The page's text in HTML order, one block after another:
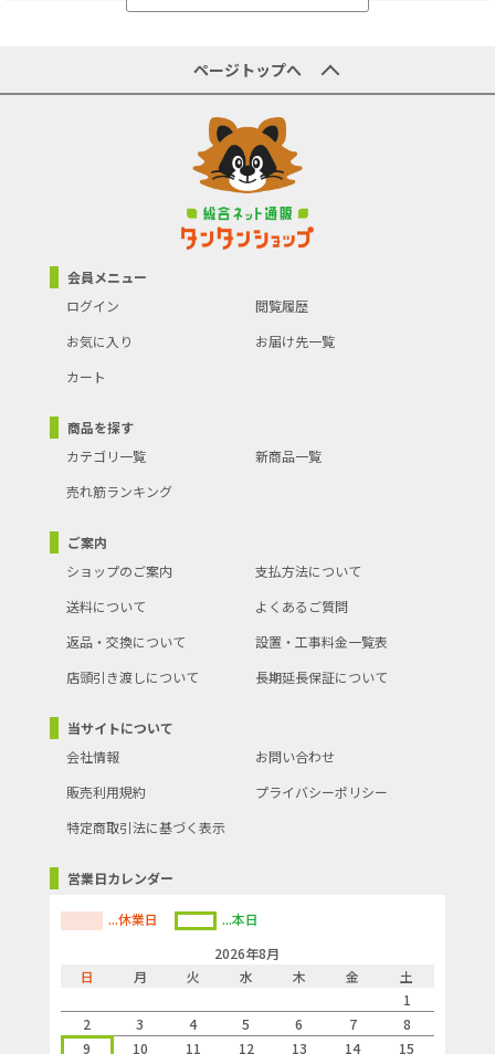
ページトップへ
会員メニュー
ログイン
閲覧履歴
お気に入り
お届け先一覧
カート
商品を探す
カテゴリ一覧
新商品一覧
売れ筋ランキング
ご案内
ショップのご案内
支払方法について
送料について
よくあるご質問
返品・交換について
設置・工事料金一覧表
店頭引き渡しについて
長期延長保証について
当サイトについて
会社情報
お問い合わせ
販売利用規約
プライバシーポリシー
特定商取引法に基づく表示
営業日カレンダー
...休業日
...本日
2026年8月
日
月 火 水 木 金
土
1
2
3 4 5 6 7
8
9
10 11 12 13 14 15